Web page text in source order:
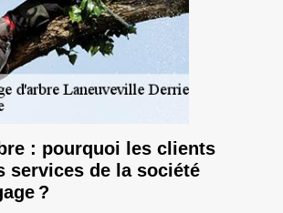
: pourquoi les clients
services de la société
?